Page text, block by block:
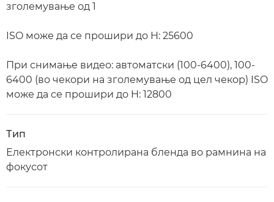
зголемување од 1
ISO може да се прошири до H: 25600
При снимање видео: автоматски (100-6400), 100-
6400 (во чекори на зголемување од цел чекор) ISO
може да се прошири до H: 12800
Тип
Електронски контролирана бленда во рамнина на
фокусот